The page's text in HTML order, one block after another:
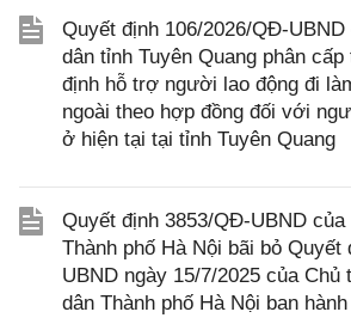
Quyết định 106/2026/QĐ-
dân tỉnh Tuyên Quang phân
định hỗ trợ người lao động đi
ngoài theo hợp đồng đối với
ở hiện tại tại tỉnh Tuyên Quang
Quyết định 3853/QĐ-UBND của
Thành phố Hà Nội bãi bỏ Quyết
UBND ngày 15/7/2025 của Chủ
dân Thành phố Hà Nội ban